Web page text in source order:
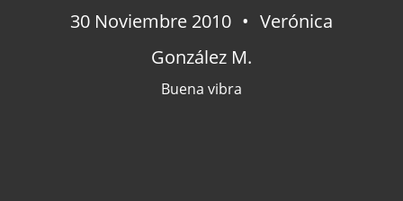
30 Noviembre 2010
Verónica
González M.
Buena vibra